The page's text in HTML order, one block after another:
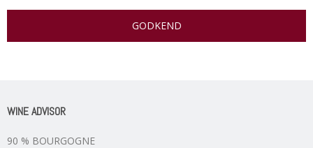
GODKEND
WINE ADVISOR
90 % BOURGOGNE